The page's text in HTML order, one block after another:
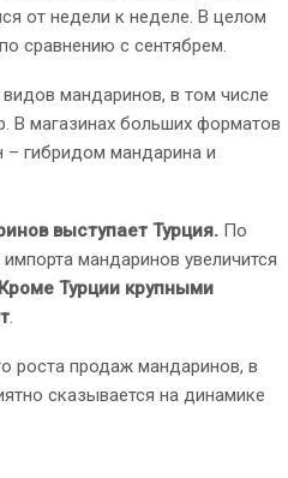
от недели к неделе. В целом
сравнению с сентябрем.
мандаринов, в том числе
В магазинах больших форматов
– гибридом мандарина и
выступает Турция. По
мандаринов увеличится
Кроме Турции крупными
.
роста продаж мандаринов, в
сказывается на динамике